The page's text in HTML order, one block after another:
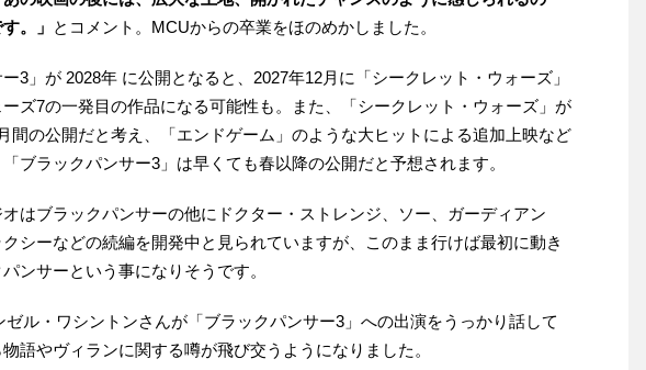
。」
とコメント。MCUからの卒業をほのめかしました。
ー3」が 2028年 に公開となると、2027年12月に「シークレット・ウォーズ」
ズ7の一発目の作品になる可能性も。また、「シークレット・ウォーズ」が
間の公開だと考え、「エンドゲーム」のような大ヒットによる追加上映など
ブラックパンサー3」は早くても春以降の公開だと予想されます。
はブラックパンサーの他にドクター・ストレンジ、ソー、ガーディアン
シーなどの続編を開発中と見られていますが、このまま行けば最初に動き
ンサーという事になりそうです。
ゼル・ワシントンさんが「ブラックパンサー3」への出演をうっかり話して
語やヴィランに関する噂が飛び交うようになりました。